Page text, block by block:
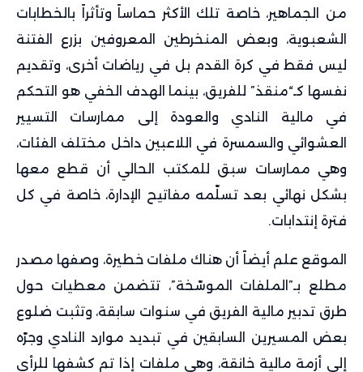
من الجماهير، خاصة تلك الأكثر حماساً وتأثراً بالخطابات
الشعبوية، وبعض المنخرطين المعروفين بزرع الفتنة
ليس فقط في كرة القدم بل في رياضات أخرى، وتقديم
نفسها كـ“منقذ” للفريق، بينما الهدف الخفي هو التحكم
في مالية النادي والعودة إلى ممارسات التسيير
العشوائي والسمسرة في اللاعبين داخل مختلف الفئات،
وهي ممارسات سبق للمكتب الحالي أن قطع معها
بشكل نهائي بعد تسلّمه مفاتيح الإدارة، خاصة في كل
فترة إنتدابات.
الموقع علم أيضاً أن هناك ملفات خطيرة، وصفها مصدر
مطلع بـ”الملفات الموسّخة”، تتضمن معطيات حول
طرق تدبير مالية الفريق في سنوات سابقة، وتثبت ضلوع
بعض المسيرين السابقين في تبديد موارد النادي وجرّه
إلى أزمة مالية خانقة، وهي ملفات إذا تم كشفها للرأي